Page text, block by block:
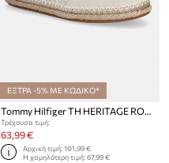
ΕΞΤΡΑ -5% ΜΕ ΚΩΔΙΚΟ*
Τρέχουσα τιμή:
63,99 €
Αρχική τιμή:101,99 €
Η χαμηλότερη τιμή:67,99 €